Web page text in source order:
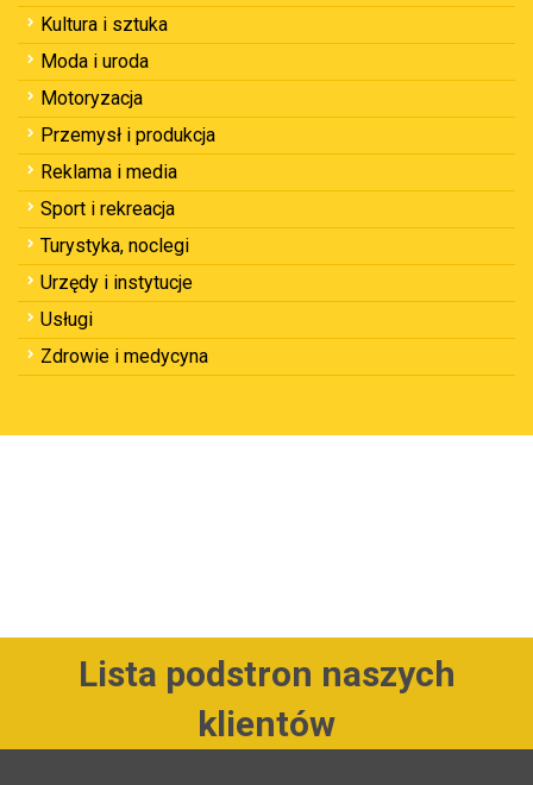
Kultura i sztuka
Moda i uroda
Motoryzacja
Przemysł i produkcja
Reklama i media
Sport i rekreacja
Turystyka, noclegi
Urzędy i instytucje
Usługi
Zdrowie i medycyna
Lista podstron naszych
klientów